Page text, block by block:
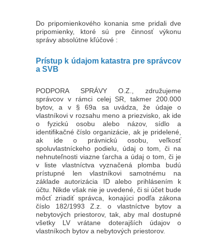
Do pripomienkového konania sme pridali dve
pripomienky, ktoré sú pre činnosť výkonu
správy absolútne kľúčové :
Prístup k údajom katastra pre správcov
a SVB
PODPORA SPRÁVY O.Z., združujeme
správcov v rámci celej SR, takmer 200.000
bytov, a v § 69a sa uvádza, že údaje o
vlastníkovi v rozsahu meno a priezvisko, ak ide
o fyzickú osobu alebo názov, sídlo a
identifikačné číslo organizácie, ak je pridelené,
ak ide o právnickú osobu, veľkosť
spoluvlastníckeho podielu, údaj o tom, či na
nehnuteľnosti viazne ťarcha a údaj o tom, či je
v liste vlastníctva vyznačená plomba budú
prístupné len vlastníkovi samotnému na
základe autorizácia ID alebo prihlásením k
účtu. Nikde však nie je uvedené, či si účet bude
môcť zriadiť správca, konajúci podľa zákona
číslo 182/1993 Z.z. o vlastníctve bytov a
nebytových priestorov, tak, aby mal dostupné
všetky LV vrátane doterajších údajov o
vlastníkoch bytov a nebytových priestorov.